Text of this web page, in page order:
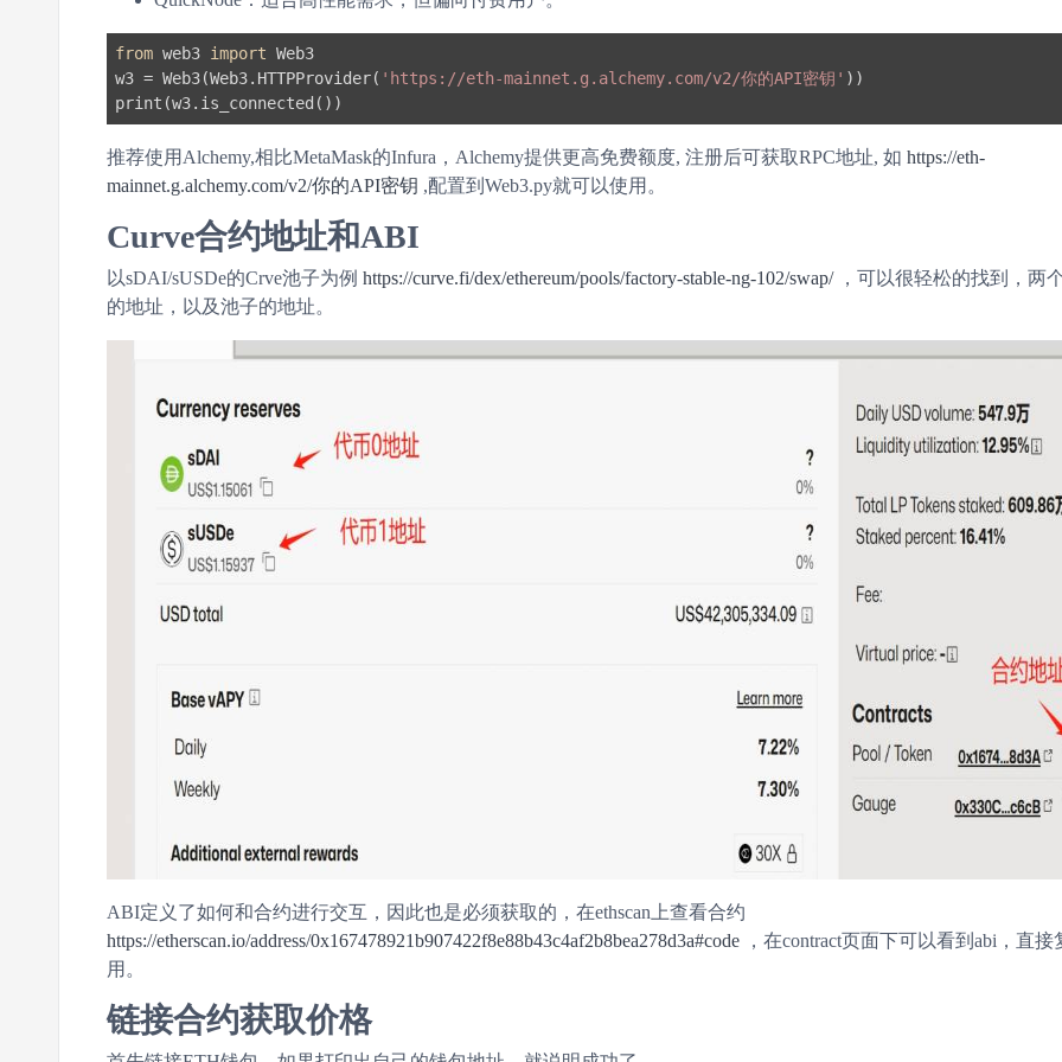
from web3 import Web3
w3 = Web3(Web3.HTTPProvider( 'https://eth-mainnet.g.alchemy.com/v2/你的API密钥' ))
推荐使用Alchemy,相比MetaMask的Infura，Alchemy提供更高免费额度, 注册后可获取RPC地址, 如 https://eth-
mainnet.g.alchemy.com/v2/你的API密钥 ,配置到Web3.py就可以使用。
Curve合约地址和ABI
以sDAI/sUSDe的Crve池子为例 https://curve.fi/dex/ethereum/pools/factory-stable-ng-102/swap/，可以很轻松的找到，两
的地址，以及池子的地址。
ABI定义了如何和合约进行交互，因此也是必须获取的，在ethscan上查看合约
https://etherscan.io/address/0x167478921b907422f8e88b43c4af2b8bea278d3a#code，在contract页面下可以看到abi，直接
用。
链接合约获取价格